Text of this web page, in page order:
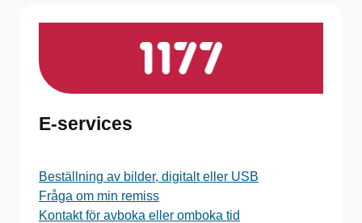
E-services
Beställning av bilder, digitalt eller USB
Fråga om min remiss
Kontakt för avboka eller omboka tid